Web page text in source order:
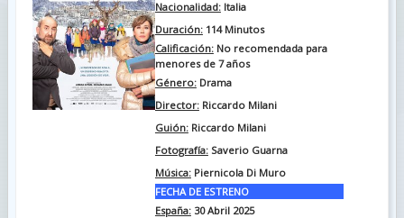
Nacionalidad:Italia
Duración:114 Minutos
Calificación:No recomendada para
menores de 7 años
Género:Drama
Director:Riccardo Milani
Guión:Riccardo Milani
Fotografía:Saverio Guarna
Música:Piernicola Di Muro
FECHA DE ESTRENO
España:30 Abril 2025